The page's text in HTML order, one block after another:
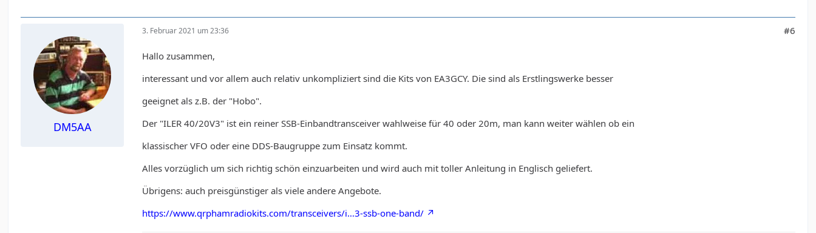
DM5AA
3. Februar 2021 um 23:36 #6
Hallo zusammen,
interessant und vor allem auch relativ unkompliziert sind die Kits von EA3GCY. Die sind als Erstlingswerke besser
geeignet als z.B. der "Hobo".
Der "ILER 40/20V3" ist ein reiner SSB-Einbandtransceiver wahlweise für 40 oder 20m, man kann weiter wählen ob ein
klassischer VFO oder eine DDS-Baugruppe zum Einsatz kommt.
Alles vorzüglich um sich richtig schön einzuarbeiten und wird auch mit toller Anleitung in Englisch geliefert.
Übrigens: auch preisgünstiger als viele andere Angebote.
https://www.qrphamradiokits.com/transceivers/i…3-ssb-one-band/